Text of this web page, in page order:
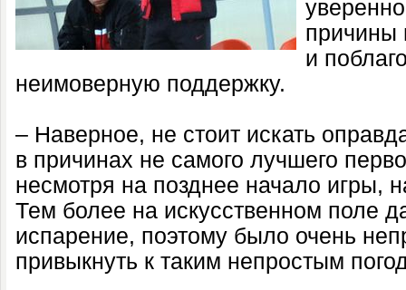
причины
и
неимоверную поддержку.
– Наверное, не стоит искать
в причинах не самого лучшего
несмотря на позднее начало игры,
Тем более на искусственном поле
испарение, поэтому было очень
привыкнуть к таким непростым